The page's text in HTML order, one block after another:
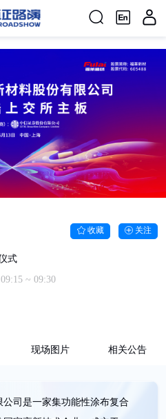
式
09:15 ~ 09:30
收藏 关注
现场图片 相关公告
司是一家集功能性涂布复合